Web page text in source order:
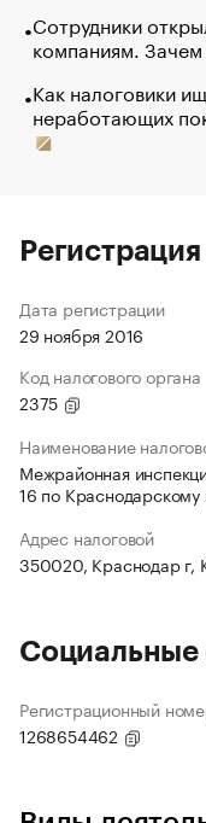
Сотрудники
компаниям.
Как налоговики
неработающих
Дата регистрации
29 ноября 2016
Код налогового органа
2375
Наименование
Межрайонная
16 по
Адрес налоговой
350020, Краснодар г,
Регистрационный
1268654462